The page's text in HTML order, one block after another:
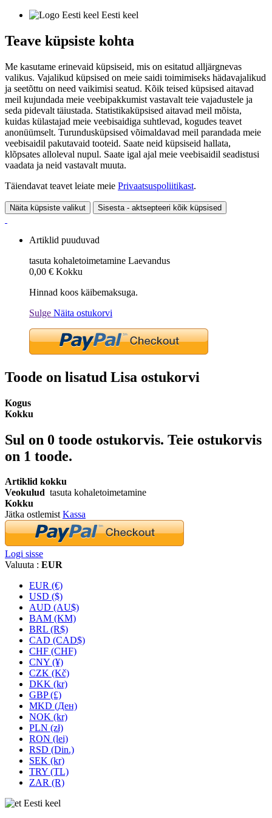
Eesti keel
Teave küpsiste kohta
Me kasutame erinevaid küpsiseid, mis on esitatud alljärgnevas
valikus. Vajalikud küpsised on meie saidi toimimiseks hädavajalikud
ja seetõttu on need vaikimisi seatud. Kõik teised küpsised aitavad
meil kujundada meie veebipakkumist vastavalt teie vajadustele ja
seda pidevalt täiustada. Statistikaküpsised aitavad meil mõista,
kuidas külastajad meie veebisaidiga suhtlevad, kogudes teavet
anonüümselt. Turundusküpsised võimaldavad meil parandada meie
veebisaidil pakutavaid tooteid. Saate neid küpsiseid hallata,
klõpsates alloleval nupul. Saate igal ajal meie veebisaidil seadistusi
vaadata ja neid vastavalt muuta.
Täiendavat teavet leiate meie Privaatsuspoliitikast.
Näita küpsiste valikut Sisesta - aktsepteeri kõik küpsised
Artiklid puuduvad
tasuta kohaletoimetamine Laevandus
0,00 € Kokku
Hinnad koos käibemaksuga.
Sulge Näita ostukorvi
Toode on lisatud Lisa ostukorvi
Kogus
Kokku
Sul on 0 toode ostukorvis. Teie ostukorvis
on 1 toode.
Artiklid kokku
Veokulud tasuta kohaletoimetamine
Kokku
Jätka ostlemistKassa
Logi sisse
Valuuta : EUR
EUR (€)
USD ($)
AUD (AU$)
BAM (KM)
BRL (R$)
CAD (CAD$)
CHF (CHF)
CNY (¥)
CZK (Kč)
DKK (kr)
GBP (£)
MKD (Ден)
NOK (kr)
PLN (zł)
RON (lei)
RSD (Din.)
SEK (kr)
TRY (TL)
ZAR (R)
Eesti keel